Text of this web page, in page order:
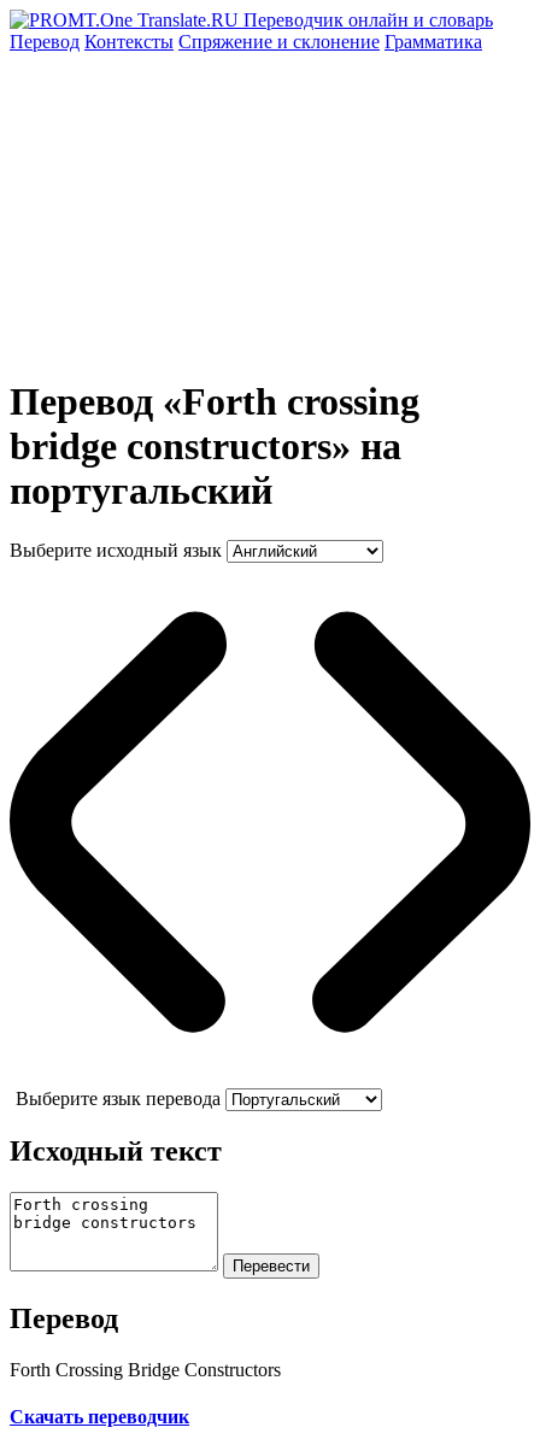
Перевод Контексты Спряжение и склонение Грамматика
Перевод «Forth crossing
bridge constructors» на
португальский
Выберите исходный язык
Выберите язык перевода
Исходный текст
Перевод
Forth Crossing Bridge Constructors
Скачать переводчик